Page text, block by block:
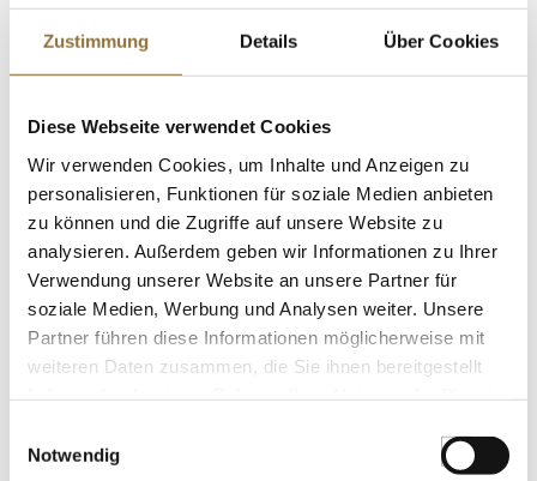
Zustimmung Details Über Cookies
Diese Webseite verwendet Cookies
Wir verwenden Cookies, um Inhalte und Anzeigen zu
personalisieren, Funktionen für soziale Medien anbieten
zu können und die Zugriffe auf unsere Website zu
analysieren. Außerdem geben wir Informationen zu Ihrer
Verwendung unserer Website an unsere Partner für
soziale Medien, Werbung und Analysen weiter. Unsere
Partner führen diese Informationen möglicherweise mit
weiteren Daten zusammen, die Sie ihnen bereitgestellt
Notwendig
€ 26,95/ kg
LEBENSMITTELKENNZEICHNUNGEN
Kokosmilch, Royal Thai, 400 ml
Art.Nr.:11368
€ 2,86